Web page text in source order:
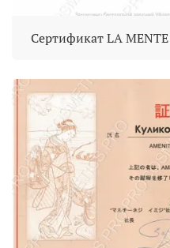
Сертификат LA MENTE